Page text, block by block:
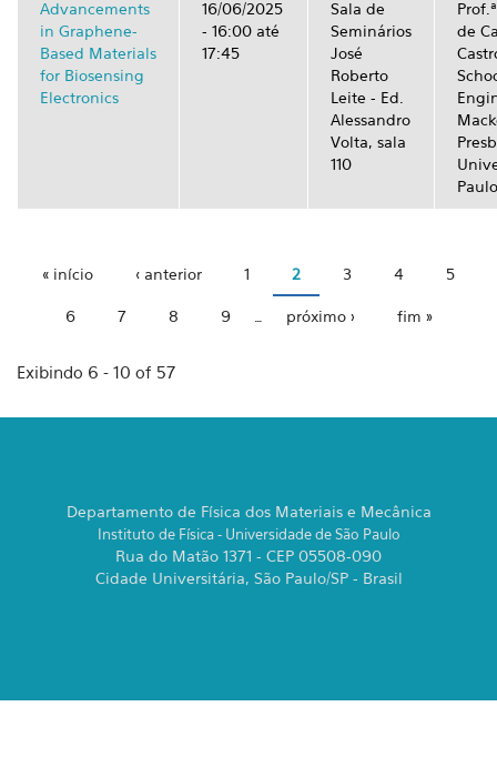
Advancements
in Graphene-
Based Materials
for Biosensing
Electronics
16/06/2025
- 16:00 até
17:45
Sala de
Seminários
José
Roberto
Leite - Ed.
Alessandro
Volta, sala
110
de
« início ‹ anterior 1 2 3 4 5
6 7 8 9 próximo › fim »
Exibindo 6 - 10 of 57
Departamento de Física dos Materiais e Mecânica
Instituto de Física - Universidade de São Paulo
Rua do Matão 1371 - CEP 05508-090
Cidade Universitária, São Paulo/SP - Brasil